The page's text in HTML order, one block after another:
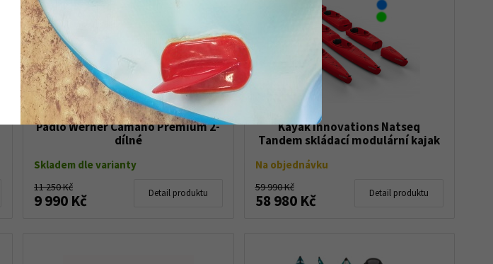
Pádlo Werner Camano Premium 2-
dílné
Skladem dle varianty
11 250 Kč
9 990 Kč Detail produktu
Kayak Innovations Natseq
Tandem skládací modulární kajak
Na objednávku
59 990 Kč
58 980 Kč Detail produktu